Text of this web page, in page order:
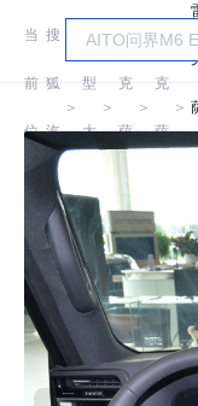
当
前
位
搜
狐
汽
车
＞
车
型
大
＞
雷
克
萨
＞
雷
克
萨
＞